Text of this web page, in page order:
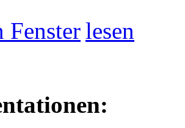
lesen